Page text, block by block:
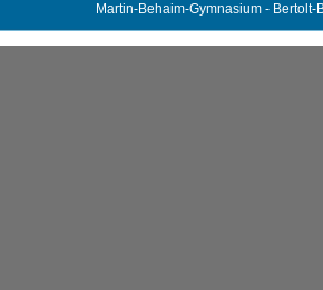
Martin-Behaim-Gymnasium -